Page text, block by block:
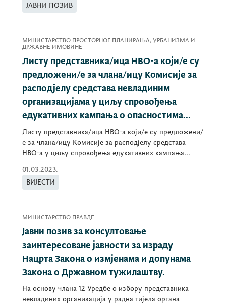
ЈАВНИ ПОЗИВ
МИНИСТАРСТВО ПРОСТОРНОГ ПЛАНИРАЊА, УРБАНИЗМА И
ДРЖАВНЕ ИМОВИНЕ
Листу представника/ица НВО-а који/е су
предложени/е за члана/ицу Комисије за
расподјелу средстава невладиним
организацијама у циљу спровођења
едукативних кампања о опасностима...
Листу представника/ица НВО-а који/е су предложени/
е за члана/ицу Комисије за расподјелу средстава
НВО-а у циљу спровођења едукативних кампања...
01.03.2023.
ВИЈЕСТИ
МИНИСТАРСТВО ПРАВДЕ
Јавни позив за консултовање
заинтересоване јавности за израду
Нацрта Закона о измјенама и допунама
Закона о Државном тужилаштву.
На основу члана 12 Уредбе о избору представника
невладиних организација у радна тијела органа